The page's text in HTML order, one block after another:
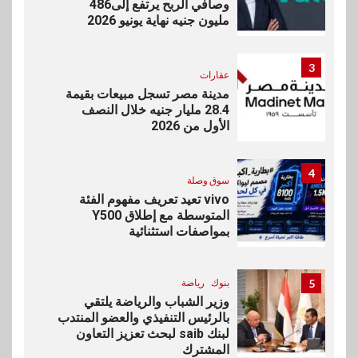
وصافي الربح يرتفع إلى486
مليون جنيه نهاية يونيو 2026
3
عقارات
مدينة مصر تسجل مبيعات بقيمة
28.4 مليار جنيه خلال النصف
الأول من 2026
4
سوق وصلة
vivo تعيد تعريف مفهوم الفئة
المتوسطة مع إطلاق Y500
بمواصفات استثنائية
5 بنوك رياضة
وزير الشباب والرياضة يلتقي
بالرئيس التنفيذي والعضو المنتدب
لبنك saib لبحث تعزيز التعاون
المشترك